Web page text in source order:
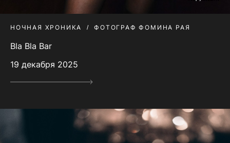
НОЧНАЯ ХРОНИКА ФОТОГРАФ ФОМИНА РАЯ
Bla Bla Bar
19 декабря 2025